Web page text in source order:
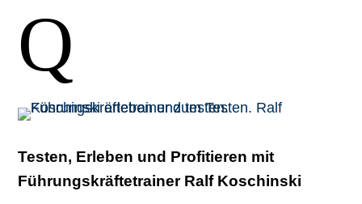
Q
Testen, Erleben und Profitieren mit
Führungskräftetrainer Ralf Koschinski